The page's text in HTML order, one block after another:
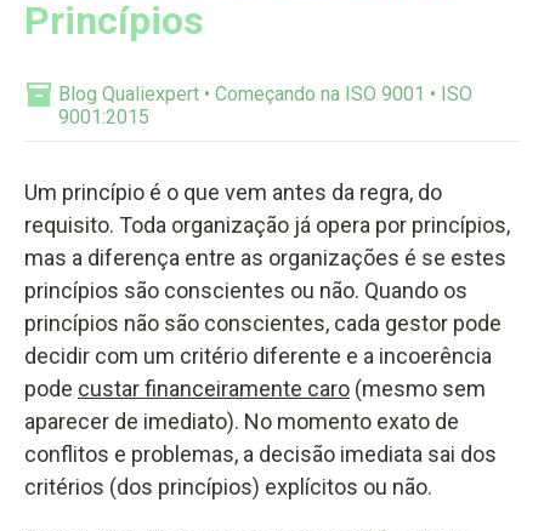
Princípios
Blog Qualiexpert Começando na ISO 9001
ISO
9001:2015
Um princípio é o que vem antes da regra, do
requisito. Toda organização já opera por princípios,
mas a diferença entre as organizações é se estes
princípios são conscientes ou não. Quando os
princípios não são conscientes, cada gestor pode
decidir com um critério diferente e a incoerência
pode custar financeiramente caro (mesmo sem
aparecer de imediato). No momento exato de
conflitos e problemas, a decisão imediata sai dos
critérios (dos princípios) explícitos ou não.